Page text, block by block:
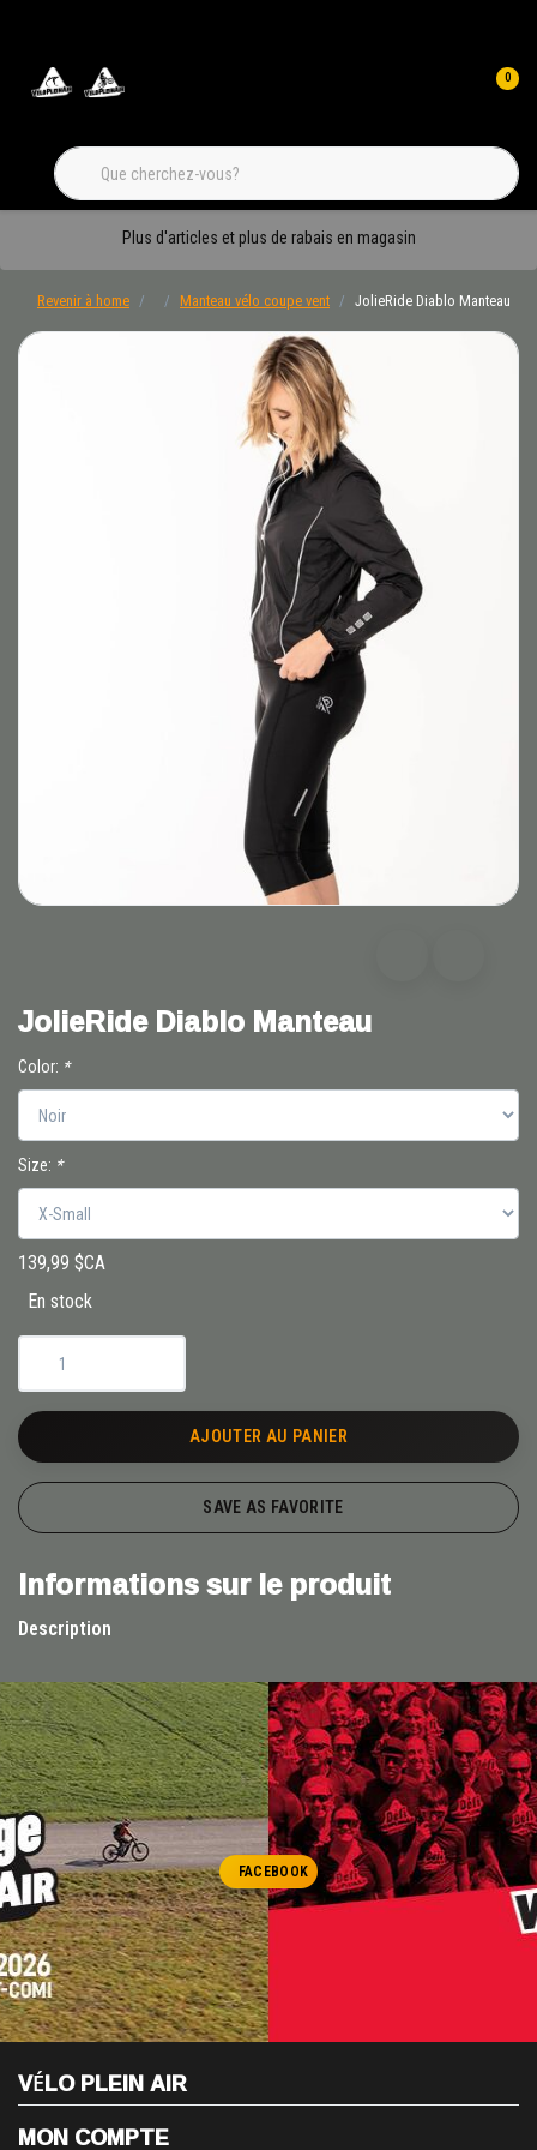
0
Plus d'articles et plus de rabais en magasin
Revenir à home Manteau vélo coupe vent JolieRide Diablo Manteau
JolieRide Diablo Manteau
Color: *
Size: *
139,99 $CA
En stock
AJOUTER AU PANIER
SAVE AS FAVORITE
Informations sur le produit
Description
FACEBOOK
VÉLO PLEIN AIR
MON COMPTE